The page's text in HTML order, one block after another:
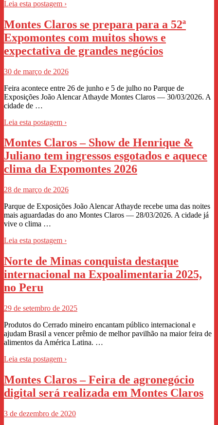
Leia esta postagem ›
Montes Claros se prepara para a 52ª
Expomontes com muitos shows e
expectativa de grandes negócios
30 de março de 2026
Feira acontece entre 26 de junho e 5 de julho no Parque de
Exposições João Alencar Athayde Montes Claros — 30/03/2026. A
cidade de …
Leia esta postagem ›
Montes Claros – Show de Henrique &
Juliano tem ingressos esgotados e aquece
clima da Expomontes 2026
28 de março de 2026
Parque de Exposições João Alencar Athayde recebe uma das noites
mais aguardadas do ano Montes Claros — 28/03/2026. A cidade já
vive o clima …
Leia esta postagem ›
Norte de Minas conquista destaque
internacional na Expoalimentaria 2025,
no Peru
29 de setembro de 2025
Produtos do Cerrado mineiro encantam público internacional e
ajudam Brasil a vencer prêmio de melhor pavilhão na maior feira de
alimentos da América Latina. …
Leia esta postagem ›
Montes Claros – Feira de agronegócio
digital será realizada em Montes Claros
3 de dezembro de 2020